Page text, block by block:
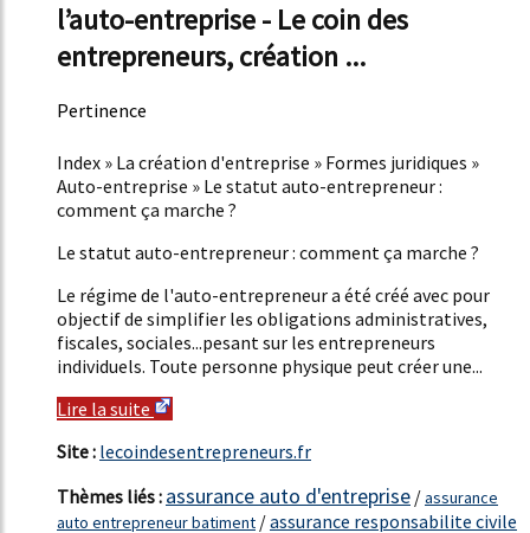
l’auto-entreprise - Le coin des
entrepreneurs, création ...
Pertinence
Index » La création d'entreprise » Formes juridiques »
Auto-entreprise » Le statut auto-entrepreneur :
comment ça marche ?
Le statut auto-entrepreneur : comment ça marche ?
Le régime de l'auto-entrepreneur a été créé avec pour
objectif de simplifier les obligations administratives,
fiscales, sociales...pesant sur les entrepreneurs
individuels. Toute personne physique peut créer une...
Lire la suite
Site : lecoindesentrepreneurs.fr
Thèmes liés : assurance auto d'entreprise /assurance
auto entrepreneur batiment /assurance responsabilite civile